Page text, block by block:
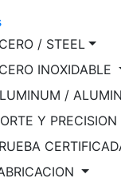
/ STEEL
INOXIDABLE
/
Y